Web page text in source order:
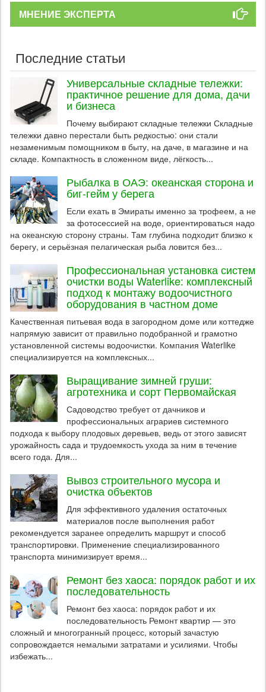
МНЕНИЕ ЭКСПЕРТА
Последние статьи
Универсальные складные тележки:
практичное решение для дома, дачи
и бизнеса
Почему выбирают складные тележки Складные
тележки давно перестали быть редкостью: они стали
незаменимым помощником в быту, на даче, в магазине и на
складе. Компактность в сложенном виде, лёгкость...
Рыбалка в ОАЭ: океанская сторона и
биг-гейм у берега
Если ехать в Эмираты именно за трофеем, а не
за фотосессией на воде, ориентироваться надо
на океанскую сторону страны. Там глубина подходит близко к
берегу, и серьёзная пелагическая рыба ловится без...
Профессиональная установка систем
очистки воды Waterlike: комплексный
подход к монтажу водоочистного
оборудования в частном доме
Качественная питьевая вода в загородном доме или коттедже
напрямую зависит от правильно подобранной и грамотно
установленной системы водоочистки. Компания Waterlike
специализируется на комплексных...
Выращивание зимней груши:
агротехника и сорт Первомайская
Садоводство требует от дачников и
профессиональных аграриев системного
подхода к выбору плодовых деревьев, ведь от этого зависят
урожайность сада и трудоемкость ухода за ним в течение
всего года. Для...
Вывоз строительного мусора и
очистка объектов
Для эффективного удаления остаточных
материалов после выполнения работ
рекомендуется заранее определить маршрут и способ
транспортировки. Применение специализированного
транспорта минимизирует время...
Ремонт без хаоса: порядок работ и их
последовательность
Ремонт без хаоса: порядок работ и их
последовательность Ремонт квартир — это
сложный и многогранный процесс, который зачастую
сопровождается немалыми затратами и усилиями. Чтобы
избежать...